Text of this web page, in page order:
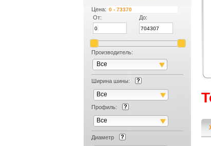
Цена:
От:
До:
Производитель:
Все
Ширина шины:
Все
Профиль:
Все
Диаметр